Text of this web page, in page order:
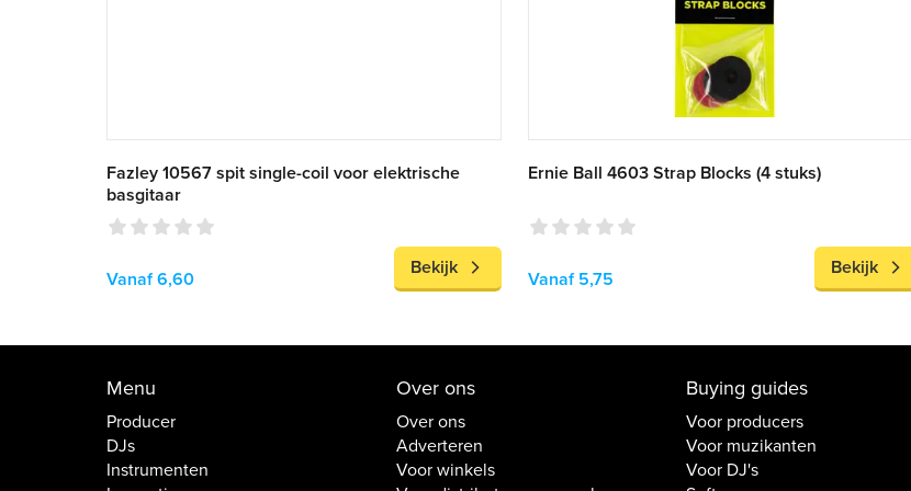
Fazley 10567 spit single-coil voor elektrische
basgitaar
Vanaf 6,60
Bekijk
Ernie Ball 4603 Strap Blocks (4 stuks)
Vanaf 5,75
Bekijk
Menu
Producer
DJs
Instrumenten
Over ons
Over ons
Adverteren
Voor winkels
Buying guides
Voor producers
Voor muzikanten
Voor DJ's